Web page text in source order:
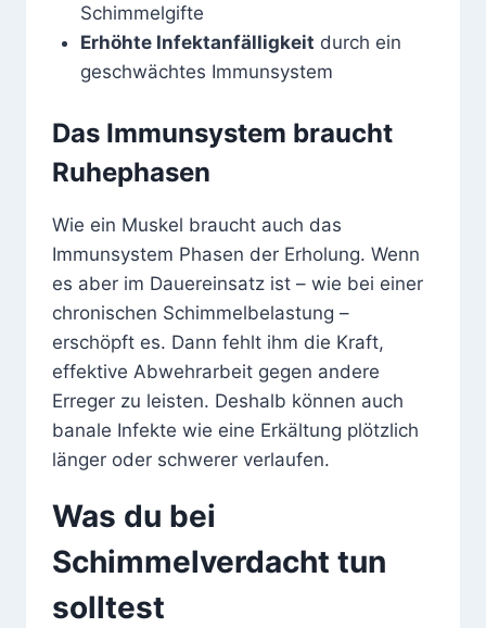
Schimmelgifte
Erhöhte Infektanfälligkeit durch ein
geschwächtes Immunsystem
Das Immunsystem braucht
Ruhephasen
Wie ein Muskel braucht auch das
Immunsystem Phasen der Erholung. Wenn
es aber im Dauereinsatz ist – wie bei einer
chronischen Schimmelbelastung –
erschöpft es. Dann fehlt ihm die Kraft,
effektive Abwehrarbeit gegen andere
Erreger zu leisten. Deshalb können auch
banale Infekte wie eine Erkältung plötzlich
länger oder schwerer verlaufen.
Was du bei
Schimmelverdacht tun
solltest